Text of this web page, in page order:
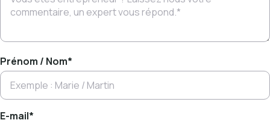
Prénom / Nom*
E-mail*